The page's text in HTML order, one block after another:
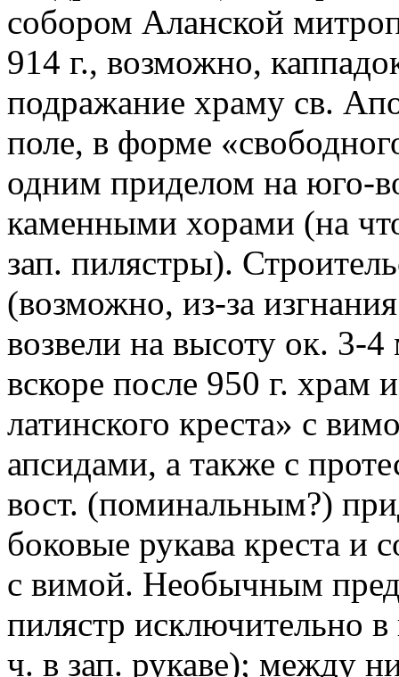
собором Аланской
914 г., возможно,
подражание храму св.
поле, в форме
одним приделом на юго-
каменными хорами (на
зап. пилястры).
(возможно, из-за
возвели на высоту ок. 3-
вскоре после 950 г. храм
латинского креста» с
апсидами, а также с
вост. (поминальным?)
боковые рукава креста
с вимой. Необычным
пилястр исключительно
ч. в зап. рукаве); между